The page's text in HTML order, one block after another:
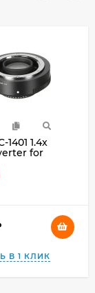
1401 1.4x
for
В 1 КЛИК